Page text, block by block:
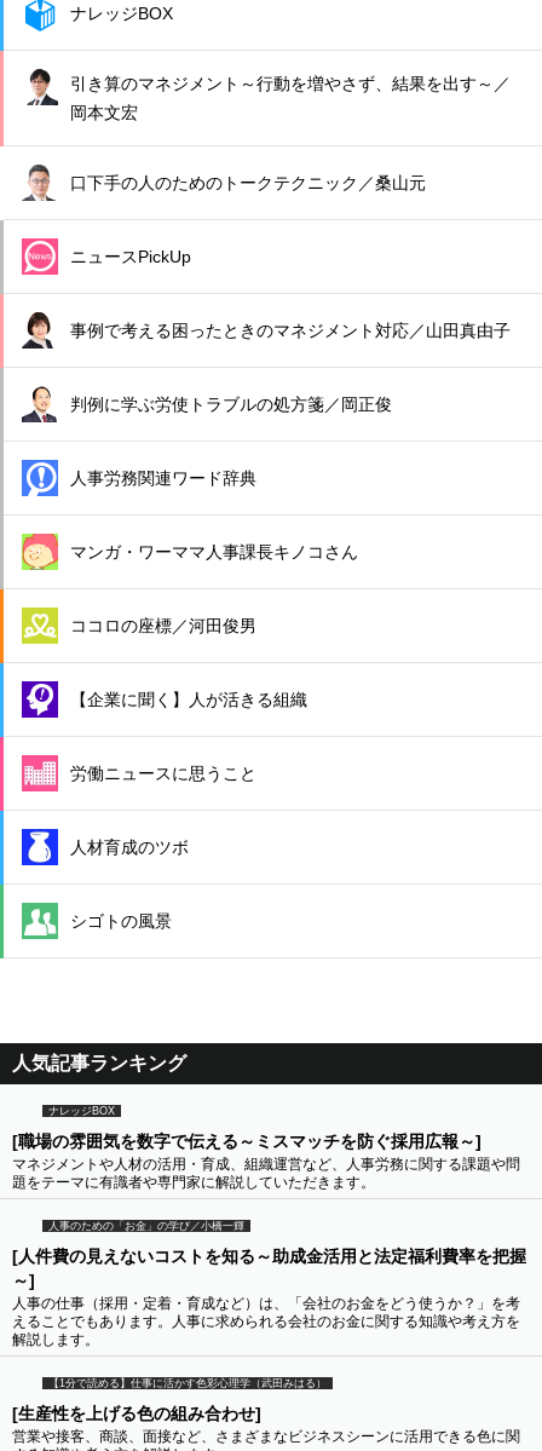
ナレッジBOX
引き算のマネジメント～行動を増やさず、結果を出す～／
岡本文宏
口下手の人のためのトークテクニック／桑山元
ニュースPickUp
事例で考える困ったときのマネジメント対応／山田真由子
判例に学ぶ労使トラブルの処方箋／岡正俊
人事労務関連ワード辞典
マンガ・ワーママ人事課長キノコさん
ココロの座標／河田俊男
【企業に聞く】人が活きる組織
労働ニュースに思うこと
人材育成のツボ
シゴトの風景
人気記事ランキング
ナレッジBOX
[職場の雰囲気を数字で伝える～ミスマッチを防ぐ採用広報～]
マネジメントや人材の活用・育成、組織運営など、人事労務に関する課題や問
題をテーマに有識者や専門家に解説していただきます。
人事のための「お金」の学び／小橋一輝
[人件費の見えないコストを知る～助成金活用と法定福利費率を把握
～]
人事の仕事（採用・定着・育成など）は、「会社のお金をどう使うか？」を考
えることでもあります。人事に求められる会社のお金に関する知識や考え方を
解説します。
【1分で読める】仕事に活かす色彩心理学（武田みはる）
[生産性を上げる色の組み合わせ]
営業や接客、商談、面接など、さまざまなビジネスシーンに活用できる色に関